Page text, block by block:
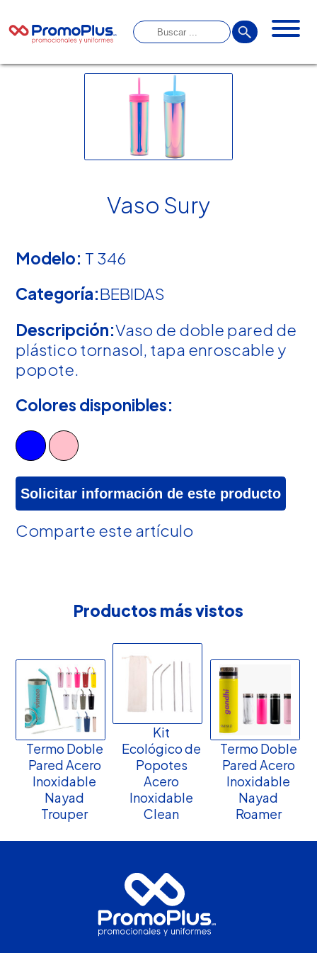
Vaso Sury
Modelo: T 346
Categoría:BEBIDAS
Descripción:Vaso de doble pared de
plástico tornasol, tapa enroscable y
popote.
Colores disponibles:
Solicitar información de este producto
Comparte este artículo
Productos más vistos
Termo Doble
Pared Acero
Inoxidable
Nayad
Trouper
Kit
Ecológico de
Popotes
Acero
Inoxidable
Clean
Termo Doble
Pared Acero
Inoxidable
Nayad
Roamer